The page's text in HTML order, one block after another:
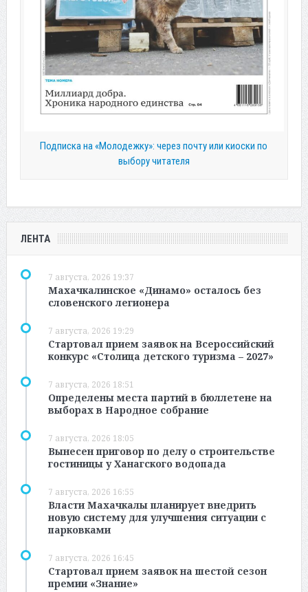
Подписка на «Молодежку»: через почту или киоски по
выбору читателя
ЛЕНТА
7 августа, 2026 19:37
Махачкалинское «Динамо» осталось без
словенского легионера
7 августа, 2026 19:29
Стартовал прием заявок на Всероссийский
конкурс «Столица детского туризма – 2027»
7 августа, 2026 18:51
Определены места партий в бюллетене на
выборах в Народное собрание
7 августа, 2026 18:05
Вынесен приговор по делу о строительстве
гостиницы у Ханагского водопада
7 августа, 2026 16:55
Власти Махачкалы планирует внедрить
новую систему для улучшения ситуации с
парковками
7 августа, 2026 16:45
Стартовал прием заявок на шестой сезон
премии «Знание»